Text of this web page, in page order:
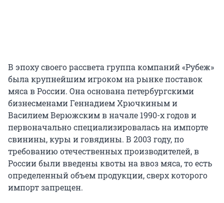
В эпоху своего рассвета группа компаний «Рубеж»
была крупнейшим игроком на рынке поставок
мяса в России. Она основана петербургскими
бизнесменами Геннадием Хрючкиным и
Василием Верюжским в начале 1990-х годов и
первоначально специализировалась на импорте
свинины, куры и говядины. В 2003 году, по
требованию отечественных производителей, в
России были введены квоты на ввоз мяса, то есть
определенный объем продукции, сверх которого
импорт запрещен.